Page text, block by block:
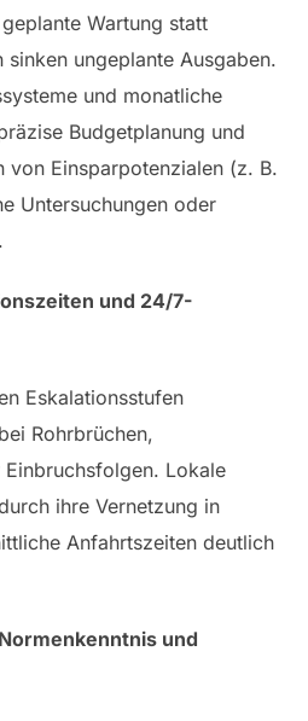
Wartung statt
sinken ungeplante Ausgaben.
und monatliche
Budgetplanung und
von Einsparpotenzialen (z. B.
Untersuchungen oder
und 24/7-
Eskalationsstufen
Rohrbrüchen,
Lokale
ihre Vernetzung in
Anfahrtszeiten deutlich
und